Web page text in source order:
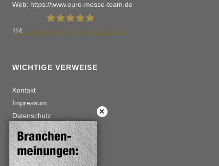
Web: https://www.euro-messe-team.de
114 Bewertungen auf ProvenExpert.com
WICHTIGE VERWEISE
Kontakt
Impressum
Datenschutz
Haftungshinweise
Copyright